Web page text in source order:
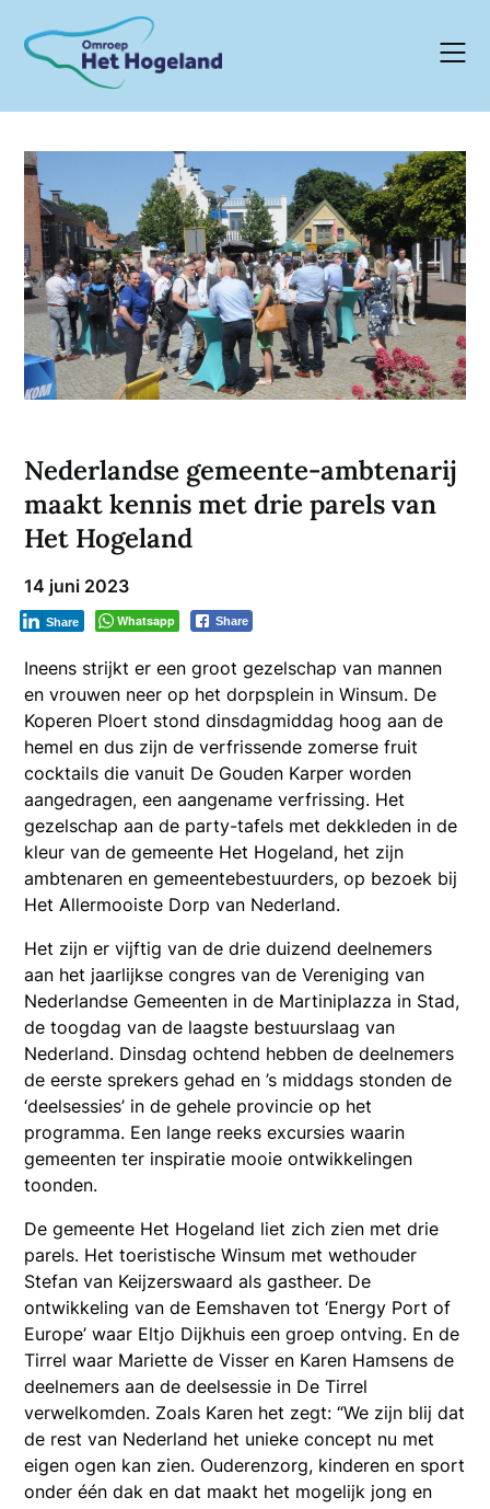
content
Nederlandse gemeente-ambtenarij
maakt kennis met drie parels van
Het Hogeland
14 juni 2023
Whatsapp Share
Share
Ineens strijkt er een groot gezelschap van mannen
en vrouwen neer op het dorpsplein in Winsum. De
Koperen Ploert stond dinsdagmiddag hoog aan de
hemel en dus zijn de verfrissende zomerse fruit
cocktails die vanuit De Gouden Karper worden
aangedragen, een aangename verfrissing. Het
gezelschap aan de party-tafels met dekkleden in de
kleur van de gemeente Het Hogeland, het zijn
ambtenaren en gemeentebestuurders, op bezoek bij
Het Allermooiste Dorp van Nederland.
Het zijn er vijftig van de drie duizend deelnemers
aan het jaarlijkse congres van de Vereniging van
Nederlandse Gemeenten in de Martiniplazza in Stad,
de toogdag van de laagste bestuurslaag van
Nederland. Dinsdag ochtend hebben de deelnemers
de eerste sprekers gehad en ’s middags stonden de
‘deelsessies’ in de gehele provincie op het
programma. Een lange reeks excursies waarin
gemeenten ter inspiratie mooie ontwikkelingen
toonden.
De gemeente Het Hogeland liet zich zien met drie
parels. Het toeristische Winsum met wethouder
Stefan van Keijzerswaard als gastheer. De
ontwikkeling van de Eemshaven tot ‘Energy Port of
Europe’ waar Eltjo Dijkhuis een groep ontving. En de
Tirrel waar Mariette de Visser en Karen Hamsens de
deelnemers aan de deelsessie in De Tirrel
verwelkomden. Zoals Karen het zegt: “We zijn blij dat
de rest van Nederland het unieke concept nu met
eigen ogen kan zien. Ouderenzorg, kinderen en sport
onder één dak en dat maakt het mogelijk jong en